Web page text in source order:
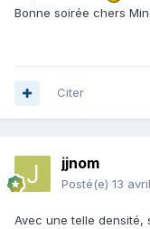
Bonne soirée chers
Citer
jjnom
Posté(e) 13
Avec une telle densité,